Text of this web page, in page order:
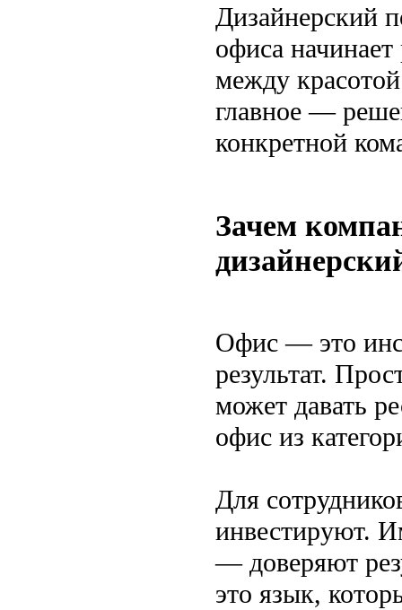
Дизайнерский
офиса
между
главное —
конкретной
Зачем
Офис — это
результат.
может давать
офис из
Для
инвестируют.
— доверяют
это язык,